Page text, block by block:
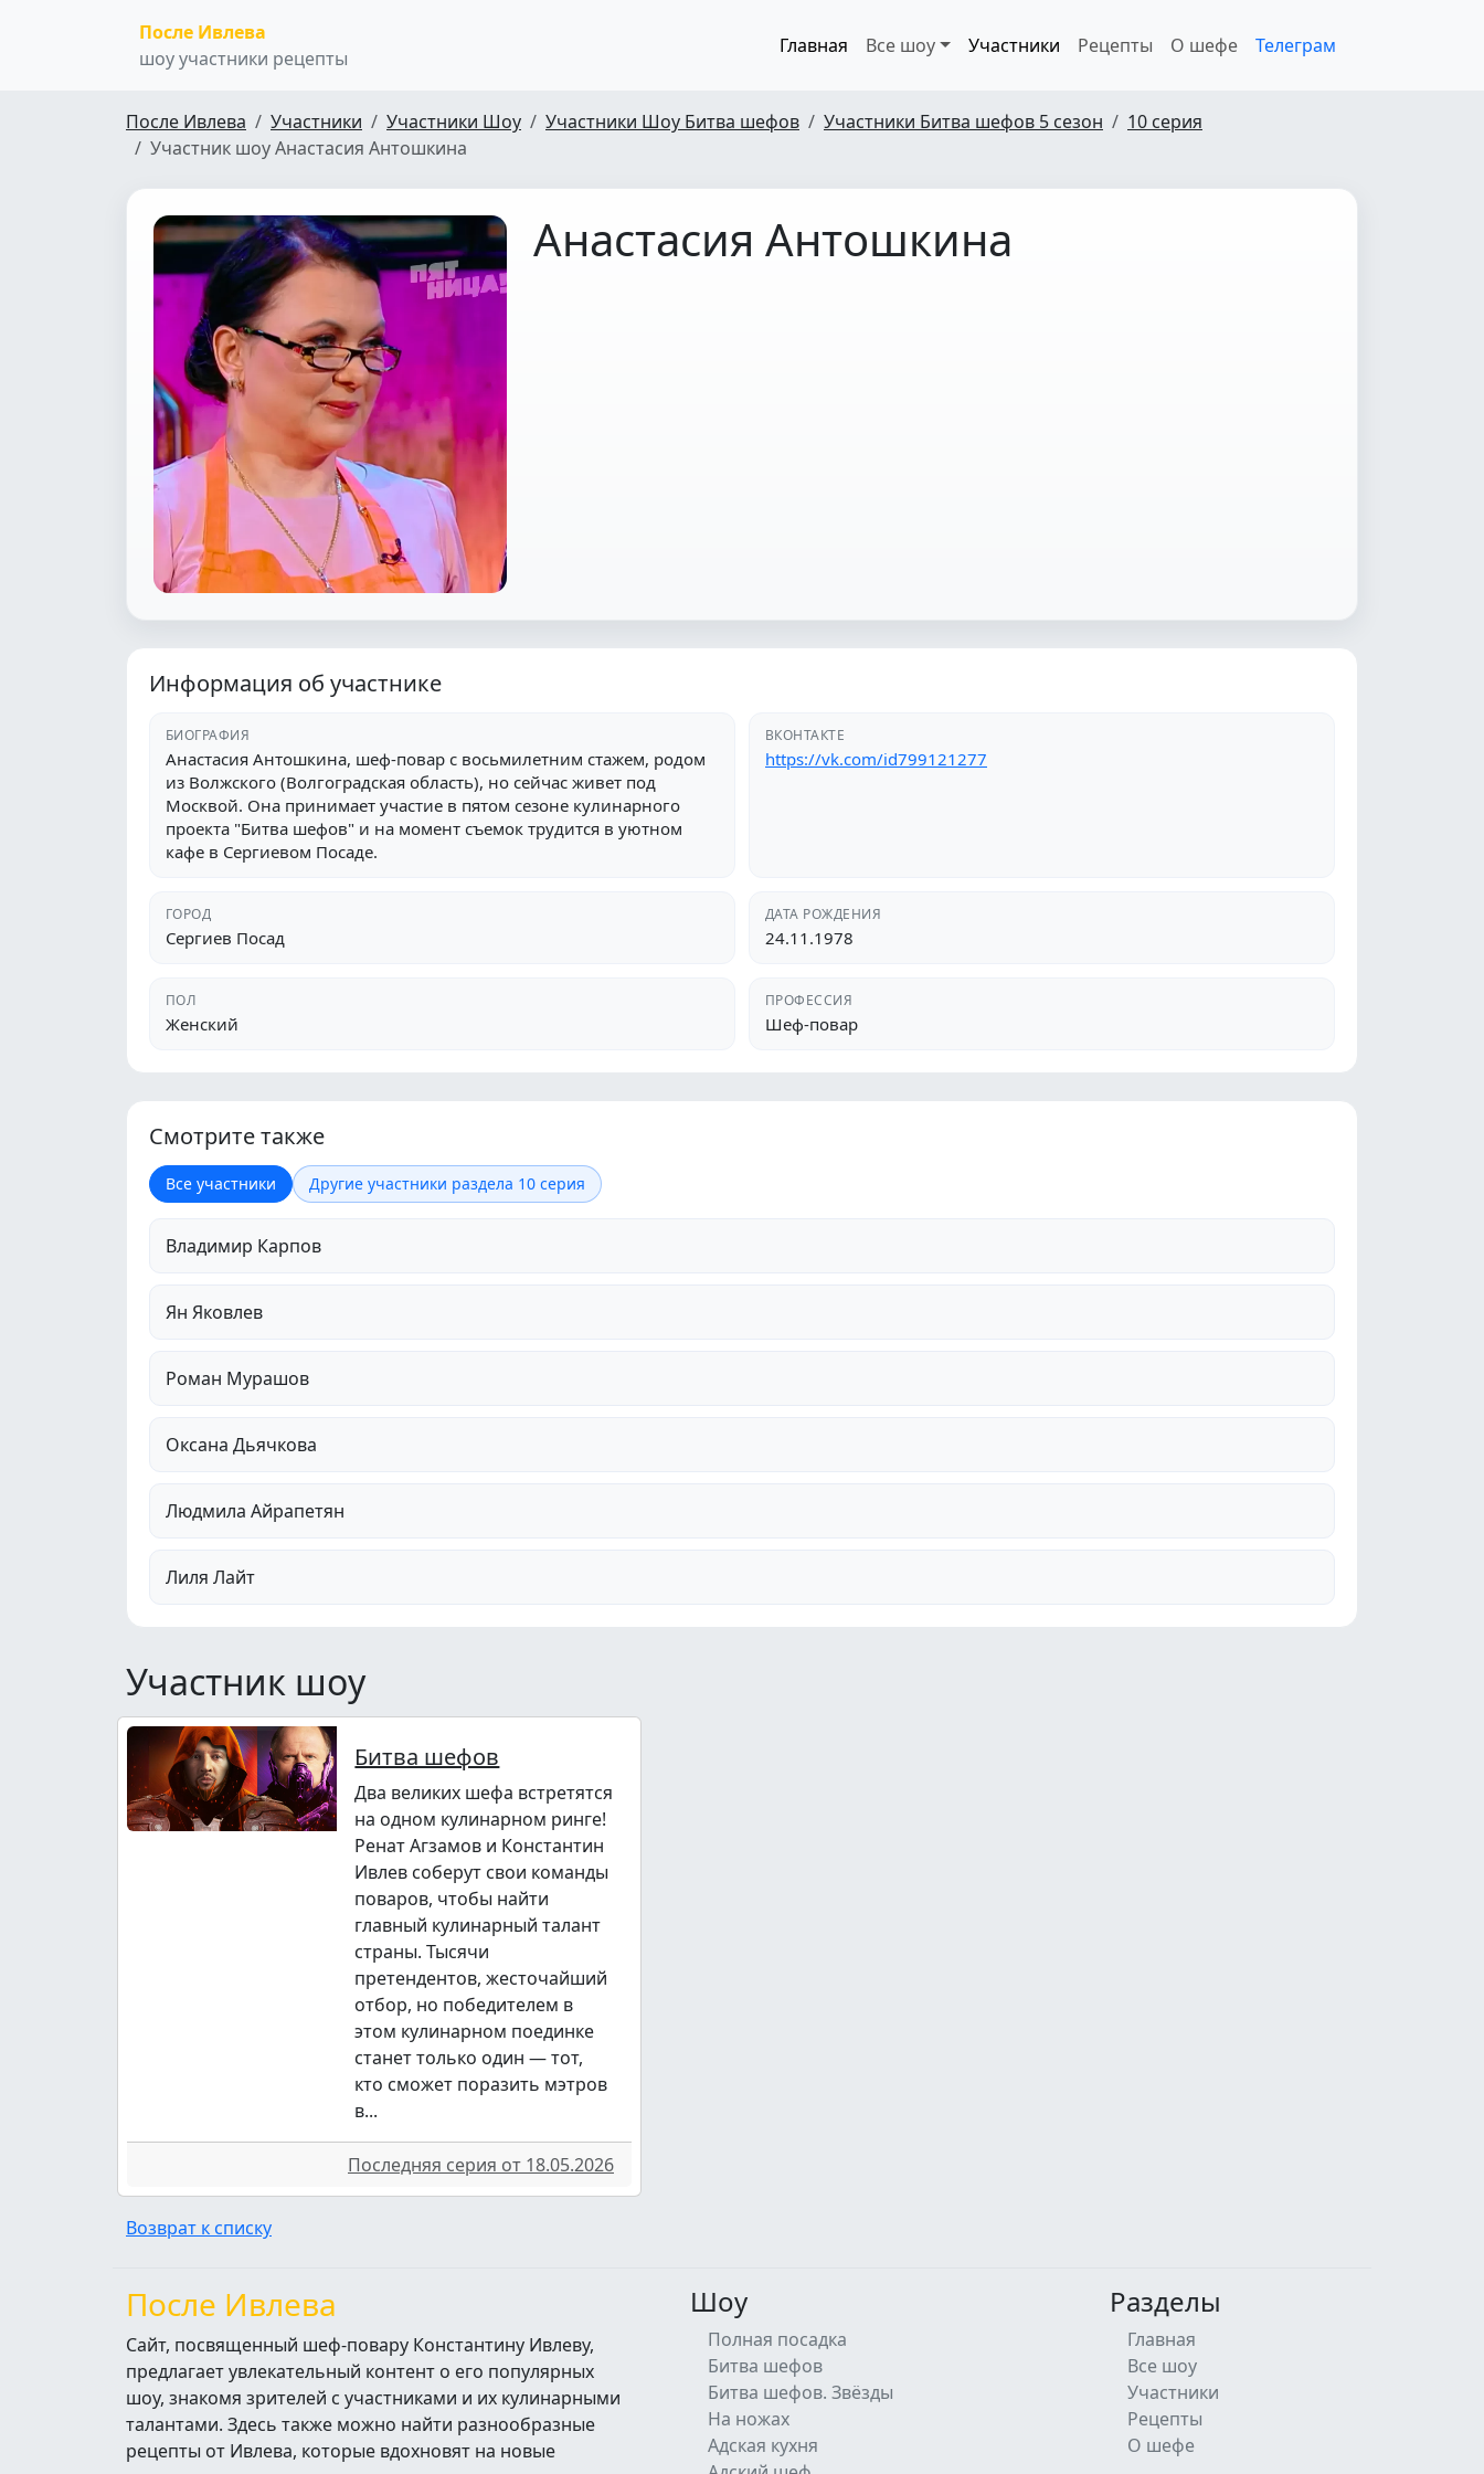
После Ивлева
шоу участники рецепты
Главная Все шоу Участники Рецепты О шефе Телеграм
После Ивлева Участники Участники Шоу Участники Шоу Битва шефов Участники Битва шефов 5 сезон
10 серия
Участник шоу Анастасия Антошкина
Анастасия Антошкина
Информация об участнике
БИОГРАФИЯ
Анастасия Антошкина, шеф-повар с восьмилетним стажем, родом
из Волжского (Волгоградская область), но сейчас живет под
Москвой. Она принимает участие в пятом сезоне кулинарного
проекта "Битва шефов" и на момент съемок трудится в уютном
кафе в Сергиевом Посаде.
ВКОНТАКТЕ
https://vk.com/id799121277
ГОРОД
Сергиев Посад
ДАТА РОЖДЕНИЯ
24.11.1978
ПОЛ
Женский
ПРОФЕССИЯ
Шеф-повар
Смотрите также
Все участники Другие участники раздела 10 серия
Владимир Карпов
Ян Яковлев
Роман Мурашов
Оксана Дьячкова
Людмила Айрапетян
Лиля Лайт
Участник шоу
Битва шефов
Два великих шефа встретятся
на одном кулинарном ринге!
Ренат Агзамов и Константин
Ивлев соберут свои команды
поваров, чтобы найти
главный кулинарный талант
страны. Тысячи
претендентов, жесточайший
отбор, но победителем в
этом кулинарном поединке
станет только один — тот,
кто сможет поразить мэтров
в...
Последняя серия от 18.05.2026
Возврат к списку
После Ивлева
Сайт, посвященный шеф-повару Константину Ивлеву,
предлагает увлекательный контент о его популярных
шоу, знакомя зрителей с участниками и их кулинарными
талантами. Здесь также можно найти разнообразные
рецепты от Ивлева, которые вдохновят на новые
Шоу
Полная посадка
Битва шефов
Битва шефов. Звёзды
На ножах
Адская кухня
Разделы
Главная
Все шоу
Участники
Рецепты
О шефе